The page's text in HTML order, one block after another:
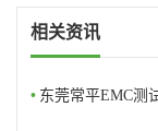
相关资讯
• 东莞常平EMC测